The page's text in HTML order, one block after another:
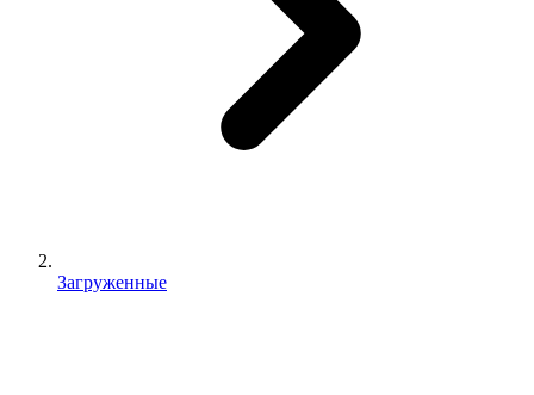
Загруженные